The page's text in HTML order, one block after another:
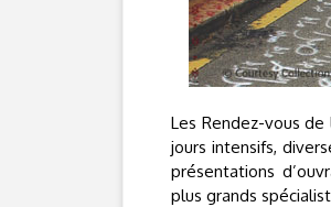
Les Rendez-vous
jours intensifs,
présentations
plus grands